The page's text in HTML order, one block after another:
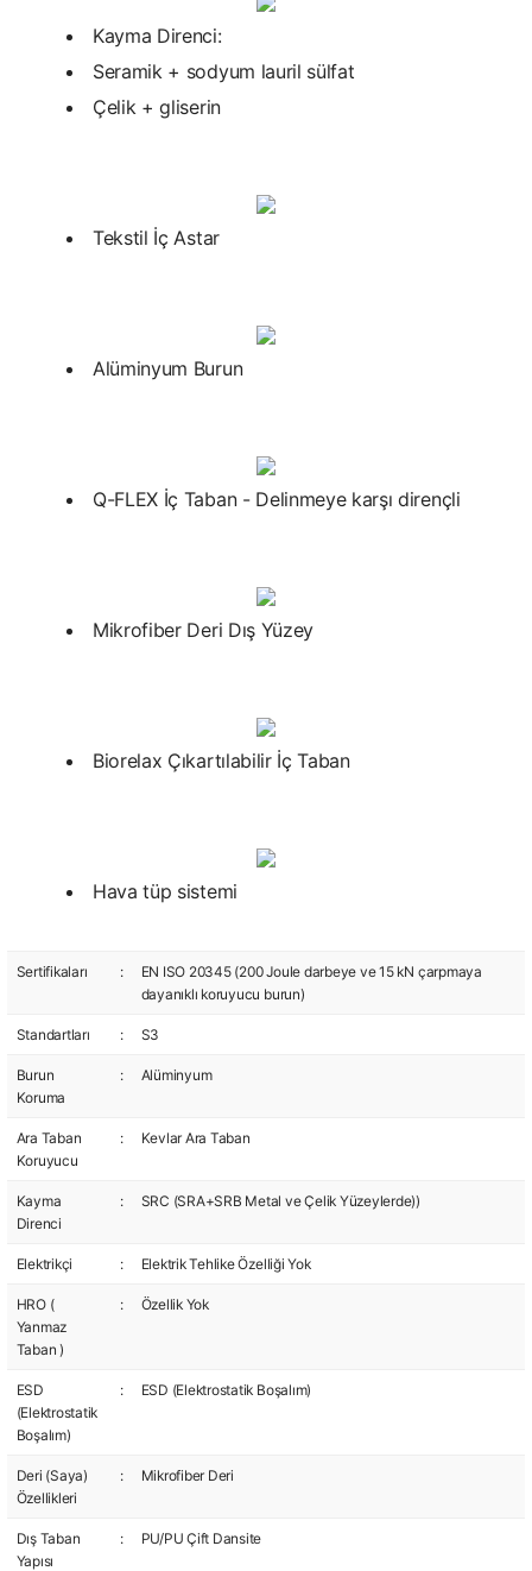
Kayma Direnci:
Seramik + sodyum lauril sülfat
Çelik + gliserin
Tekstil İç Astar
Alüminyum Burun
Q-FLEX İç Taban - Delinmeye karşı dirençli
Mikrofiber Deri Dış Yüzey
Biorelax Çıkartılabilir İç Taban
Hava tüp sistemi
Sertifikaları :
EN ISO 20345 (200 Joule darbeye ve 15 kN çarpmaya
dayanıklı koruyucu burun)
Standartları : S3
Burun
Koruma
: Alüminyum
Ara Taban
Koruyucu
: Kevlar Ara Taban
Kayma
Direnci
: SRC (SRA+SRB Metal ve Çelik Yüzeylerde))
Elektrikçi : Elektrik Tehlike Özelliği Yok
HRO (
Yanmaz
Taban )
: Özellik Yok
ESD
(Elektrostatik
Boşalım)
: ESD (Elektrostatik Boşalım)
Deri (Saya)
Özellikleri
: Mikrofiber Deri
Dış Taban
Yapısı
: PU/PU Çift Dansite